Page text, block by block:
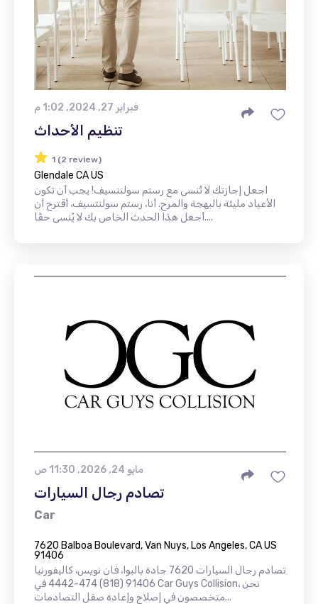
فبراير 27, 2024, 1:02 م
تنظيم الأحداث
1 (2 review)
Glendale CA US
اجعل إجازتك لا تُنسى مع رستم سولنتسيف! يجب أن تكون
الأعياد مليئة بالبهجة والمرح. أنا، رستم سولنتسيف، أقترح أن
أجعل هذا الحدث الخاص بك لا يُنسى حقًا....
مايو 24, 2026, 11:30 ص
تصادم رجال السيارات
Car
7620 Balboa Boulevard, Van Nuys, Los Angeles, CA US
91406
تصادم رجال السيارات 7620 جادة بالبوا، فان نويس، كاليفورنيا
91406 (818) 474-4442 في Car Guys Collision، نحن
متخصصون في إصلاح وإعادة صقل التصادمات...